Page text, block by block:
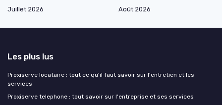
Juillet 2026
Août 2026
Les plus lus
Proxiserve locataire : tout ce qu'il faut savoir sur l'entretien et les
services
Proxiserve telephone : tout savoir sur l'entreprise et ses services